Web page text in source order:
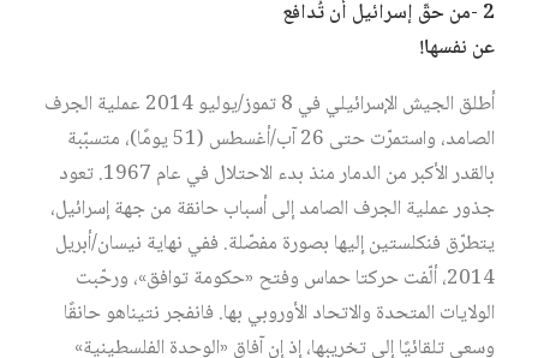
2 -من حقّ إسرائيل أن تُدافع
عن نفسها!
أطلق الجيش الإسرائيلي في 8 تموز/يوليو 2014 عملية الجرف
الصامد، واستمرّت حتى 26 آب/أغسطس (51 يومًا)، متسبّبة
بالقدر الأكبر من الدمار منذ بدء الاحتلال في عام 1967. تعود
جذور عملية الجرف الصامد إلى أسباب حانقة من جهة إسرائيل،
يتطرّق فنكلستين إليها بصورة مفصّلة. ففي نهاية نيسان/أبريل
2014، ألّفت حركتا حماس وفتح «حكومة توافق»، ورحّبت
الولايات المتحدة والاتحاد الأوروبي بها. فانفجر نتيناهو حانقًا
وسعى تلقائيًا إلى تخريبها، إذ إن آفاق «الوحدة الفلسطينية»